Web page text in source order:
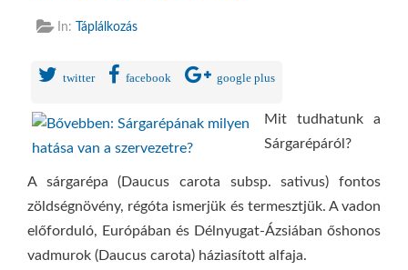
In: Táplálkozás
twitter facebook google plus
Mit tudhatunk a
Sárgarépáról?
A sárgarépa (Daucus carota subsp. sativus) fontos
zöldségnövény, régóta ismerjük és termesztjük. A vadon
előforduló, Európában és Délnyugat-Ázsiában őshonos
vadmurok (Daucus carota) háziasított alfaja.